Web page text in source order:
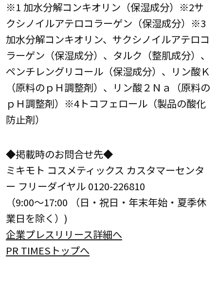
※1 加水分解コンキオリン（保湿成分）※2サ
クシノイルアテロコラーゲン（保湿成分）※3
加水分解コンキオリン、サクシノイルアテロコ
ラーゲン（保湿成分）、タルク（整肌成分）、
ペンチレングリコール（保湿成分）、リン酸Ｋ
（原料のｐＨ調整剤）、リン酸２Ｎａ（原料の
ｐＨ調整剤）※4トコフェロール（製品の酸化
防止剤）
◆掲載時のお問合せ先◆
ミキモト コスメティックス カスタマーセンタ
ー フリーダイヤル 0120-226810
（9:00～17:00 （日・祝日・年末年始・夏季休
業日を除く）)
企業プレスリリース詳細へ
PR TIMESトップへ